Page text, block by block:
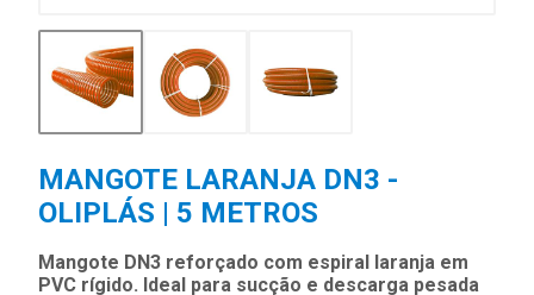
MANGOTE LARANJA DN3 -
OLIPLÁS | 5 METROS
Mangote DN3 reforçado com espiral laranja em
PVC rígido. Ideal para sucção e descarga pesada